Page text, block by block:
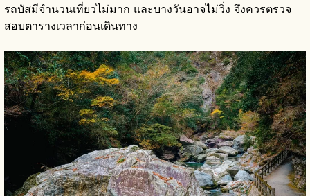
รถบัสมีจำนวนเที่ยวไม่มาก และบางวันอาจไม่วิ่ง จึงควรตรวจ
สอบตารางเวลาก่อนเดินทาง